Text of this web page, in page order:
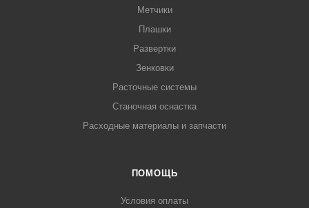
Метчики
Плашки
Развертки
Зенковки
Расточные системы
Станочная оснастка
Расходные материалы и запчасти
ПОМОЩЬ
Условия оплаты